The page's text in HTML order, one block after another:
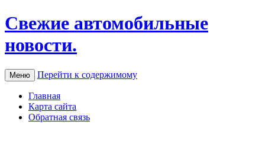
Свежие автомобильные
новости.
Меню Перейти к содержимому
Главная
Карта сайта
Обратная связь